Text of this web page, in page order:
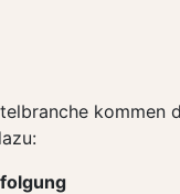
kommen